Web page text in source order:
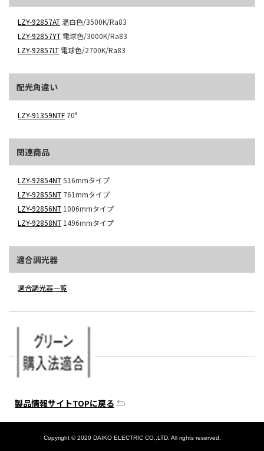
LZY-92857AT温白色/3500K/Ra83
LZY-92857YT 電球色/3000K/Ra83
LZY-92857LT 電球色/2700K/Ra83
配光角違い
LZY-91359NTF 70°
関連商品
LZY-92854NT516mmタイプ
LZY-92855NT 761mmタイプ
LZY-92856NT 1006mmタイプ
LZY-92858NT 1496mmタイプ
適合調光器
適合調光器一覧
製品情報サイトTOPに戻る
Copyright © 2020 DAIKO ELECTRIC CO.,LTD. All rights reserved.